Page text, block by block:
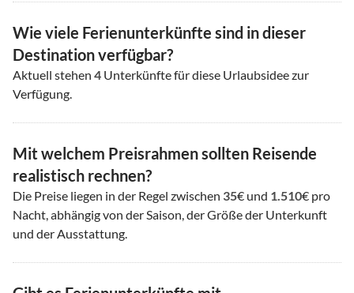
Wie viele Ferienunterkünfte sind in dieser
Destination verfügbar?
Aktuell stehen 4 Unterkünfte für diese Urlaubsidee zur
Verfügung.
Mit welchem Preisrahmen sollten Reisende
realistisch rechnen?
Die Preise liegen in der Regel zwischen 35€ und 1.510€ pro
Nacht, abhängig von der Saison, der Größe der Unterkunft
und der Ausstattung.